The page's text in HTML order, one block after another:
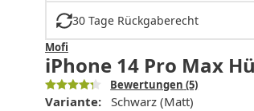
30 Tage Rückgaberecht
Mofi
iPhone 14 Pro Max
Bewertungen (5)
Variante: Schwarz (Matt)